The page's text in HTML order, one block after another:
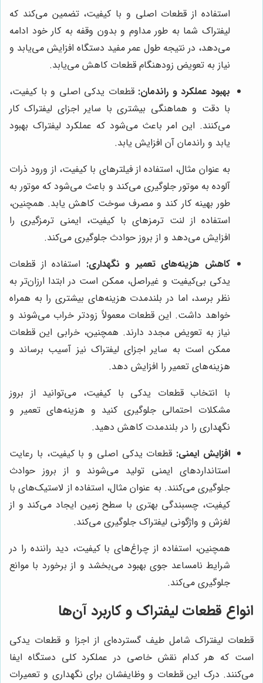
استفاده از قطعات اصلی و با کیفیت، تضمین می‌کند که
لیفتراک شما به طور مداوم و بدون وقفه به کار خود ادامه
می‌دهد، در نتیجه طول عمر مفید دستگاه افزایش می‌یابد و
نیاز به تعویض زودهنگام قطعات کاهش می‌یابد.
بهبود عملکرد و راندمان: قطعات یدکی اصلی و با کیفیت،
با دقت و هماهنگی بیشتری با سایر اجزای لیفتراک کار
می‌کنند. این امر باعث می‌شود که عملکرد لیفتراک بهبود
یابد و راندمان آن افزایش یابد.
به عنوان مثال، استفاده از فیلترهای با کیفیت، از ورود ذرات
آلوده به موتور جلوگیری می‌کند و باعث می‌شود که موتور به
طور بهینه کار کند و مصرف سوخت کاهش یابد. همچنین،
استفاده از لنت ترمزهای با کیفیت، ایمنی ترمزگیری را
افزایش می‌دهد و از بروز حوادث جلوگیری می‌کند.
کاهش هزینه‌های تعمیر و نگهداری: استفاده از قطعات
یدکی بی‌کیفیت و غیراصل، ممکن است در ابتدا ارزان‌تر به
نظر برسد، اما در بلندمدت هزینه‌های بیشتری را به همراه
خواهد داشت. این قطعات معمولاً زودتر خراب می‌شوند و
نیاز به تعویض مجدد دارند. همچنین، خرابی این قطعات
ممکن است به سایر اجزای لیفتراک نیز آسیب برساند و
هزینه‌های تعمیر را افزایش دهد.
با انتخاب قطعات یدکی با کیفیت، می‌توانید از بروز
مشکلات احتمالی جلوگیری کنید و هزینه‌های تعمیر و
نگهداری را در بلندمدت کاهش دهید.
افزایش ایمنی: قطعات یدکی اصلی و با کیفیت، با رعایت
استانداردهای ایمنی تولید می‌شوند و از بروز حوادث
جلوگیری می‌کنند. به عنوان مثال، استفاده از لاستیک‌های با
کیفیت، چسبندگی بهتری با سطح زمین ایجاد می‌کند و از
لغزش و واژگونی لیفتراک جلوگیری می‌کند.
همچنین، استفاده از چراغ‌های با کیفیت، دید راننده را در
شرایط نامساعد جوی بهبود می‌بخشد و از برخورد با موانع
جلوگیری می‌کند.
انواع قطعات لیفتراک و کاربرد آن‌ها
قطعات لیفتراک شامل طیف گسترده‌ای از اجزا و قطعات یدکی
است که هر کدام نقش خاصی در عملکرد کلی دستگاه ایفا
می‌کنند. درک این قطعات و وظایفشان برای نگهداری و تعمیرات